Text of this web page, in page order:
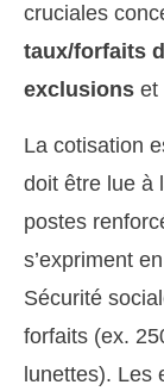
cruciales
taux/forfaits
exclusions et
La cotisation
doit être lue à
postes
s’expriment
Sécurité
forfaits (ex.
lunettes). Les